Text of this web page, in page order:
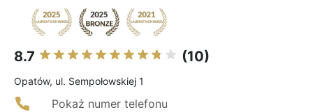
8.7 (10)
Opatów, ul. Sempołowskiej 1
Pokaż numer telefonu